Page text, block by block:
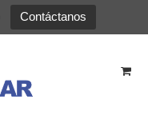
Contáctanos